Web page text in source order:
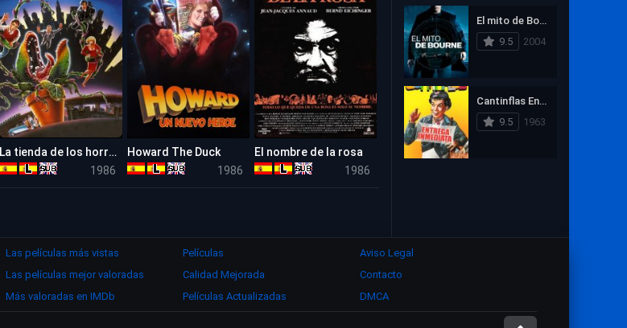
La tienda de los horrores
1986
Howard The Duck
1986
El nombre de la rosa
1986
1987 1986 1985
1984 1983
1978 1977
El mito de Bourne (La supremacía Bourne)
9.5
2004
Cantinflas Entrega Inmediata
9.5
1963
Las películas más vistas
Las películas mejor valoradas
Más valoradas en IMDb
Películas
Calidad Mejorada
Películas Actualizadas
Aviso Legal
Contacto
DMCA